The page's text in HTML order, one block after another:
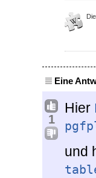
Eine
1
Hier
und